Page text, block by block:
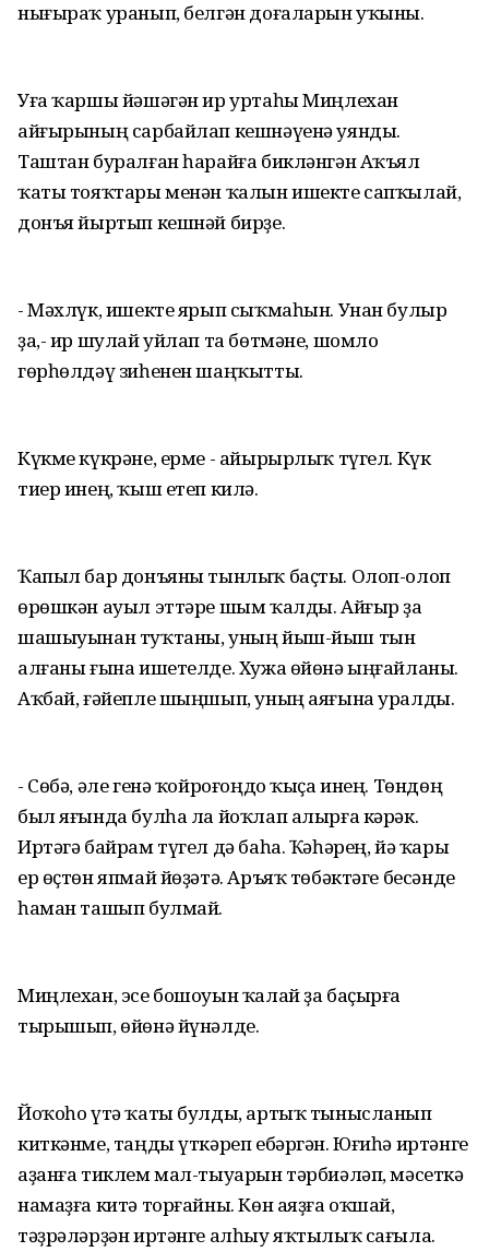
нығыраҡ уранып, белгән доғаларын уҡыны.
Уға ҡаршы йәшәгән ир уртаһы Миңлехан
айғырының сарбайлап кешнәүенә уянды.
Таштан буралған һарайға бикләнгән Аҡъял
ҡаты тояҡтары менән ҡалын ишекте сапҡылай,
донъя йыртып кешнәй бирҙе.
- Мәхлүк, ишекте ярып сыҡмаһын. Унан булыр
ҙа,- ир шулай уйлап та бөтмәне, шомло
гөрһөлдәү зиһенен шаңҡытты.
Күкме күкрәне, ерме - айырырлыҡ түгел. Күк
тиер инең, ҡыш етеп килә.
Ҡапыл бар донъяны тынлыҡ баҫты. Олоп-олоп
өрөшкән ауыл эттәре шым ҡалды. Айғыр ҙа
шашыуынан туҡтаны, уның йыш-йыш тын
алғаны ғына ишетелде. Хужа өйөнә ыңғайланы.
Аҡбай, ғәйепле шыңшып, уның аяғына уралды.
- Сөбә, әле генә ҡойроғоңдо ҡыҫа инең. Төндөң
был яғында булһа ла йоҡлап алырға кәрәк.
Иртәгә байрам түгел дә баһа. Ҡәһәрең, йә ҡары
ер өҫтөн япмай йөҙәтә. Аръяҡ төбәктәге бесәнде
һаман ташып булмай.
Миңлехан, эсе бошоуын ҡалай ҙа баҫырға
тырышып, өйөнә йүнәлде.
Йоҡоһо үтә ҡаты булды, артыҡ тынысланып
киткәнме, таңды үткәреп ебәргән. Юғиһә иртәнге
аҙанға тиклем мал-тыуарын тәрбиәләп, мәсеткә
намаҙға китә торғайны. Көн аяҙға оҡшай,
тәҙрәләрҙән иртәнге алһыу яҡтылыҡ сағыла.